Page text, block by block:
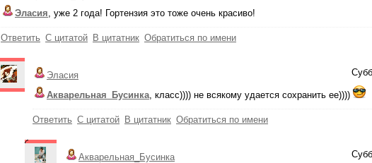
Эласия, уже 2 года! Гортензия это тоже очень красиво!
Ответить С цитатой В цитатник Обратиться по имени
Эласия
Акварельная_Бусинка, класс)))) не всякому удается сохранить ее))))
Ответить С цитатой В цитатник Обратиться по имени
Акварельная_Бусинка